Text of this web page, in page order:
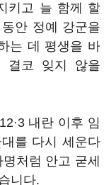
키고 늘 함께 할
안 정예 강군을
는 데 평생을 바
결코 잊지 않을
내란 이후 임
를 다시 세운다
처럼 안고 굳세
니다.